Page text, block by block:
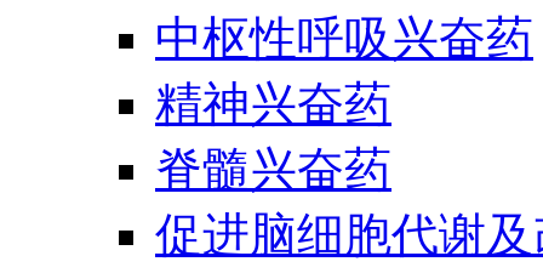
中枢性呼吸兴奋药
精神兴奋药
脊髓兴奋药
促进脑细胞代谢